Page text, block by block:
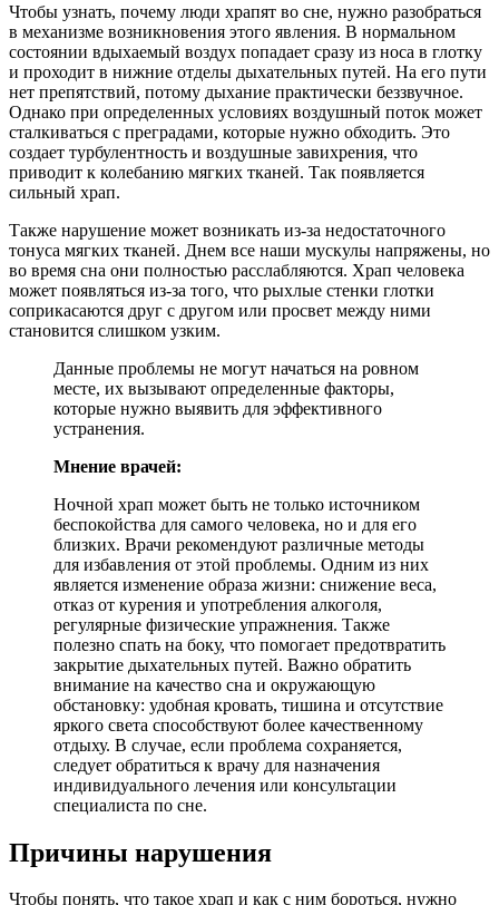
Чтобы узнать, почему люди храпят во сне, нужно разобраться
в механизме возникновения этого явления. В нормальном
состоянии вдыхаемый воздух попадает сразу из носа в глотку
и проходит в нижние отделы дыхательных путей. На его пути
нет препятствий, потому дыхание практически беззвучное.
Однако при определенных условиях воздушный поток может
сталкиваться с преградами, которые нужно обходить. Это
создает турбулентность и воздушные завихрения, что
приводит к колебанию мягких тканей. Так появляется
сильный храп.
Также нарушение может возникать из-за недостаточного
тонуса мягких тканей. Днем все наши мускулы напряжены, но
во время сна они полностью расслабляются. Храп человека
может появляться из-за того, что рыхлые стенки глотки
соприкасаются друг с другом или просвет между ними
становится слишком узким.
Данные проблемы не могут начаться на ровном
месте, их вызывают определенные факторы,
которые нужно выявить для эффективного
устранения.
Мнение врачей:
Ночной храп может быть не только источником
беспокойства для самого человека, но и для его
близких. Врачи рекомендуют различные методы
для избавления от этой проблемы. Одним из них
является изменение образа жизни: снижение веса,
отказ от курения и употребления алкоголя,
регулярные физические упражнения. Также
полезно спать на боку, что помогает предотвратить
закрытие дыхательных путей. Важно обратить
внимание на качество сна и окружающую
обстановку: удобная кровать, тишина и отсутствие
яркого света способствуют более качественному
отдыху. В случае, если проблема сохраняется,
следует обратиться к врачу для назначения
индивидуального лечения или консультации
специалиста по сне.
Причины нарушения
Чтобы понять, что такое храп и как с ним бороться, нужно